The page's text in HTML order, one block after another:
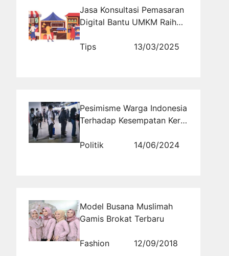
Jasa Konsultasi Pemasaran
Digital Bantu UMKM Raih
Tips
13/03/2025
Pesimisme Warga Indonesia
Terhadap Kesempatan Kerja
Politik
14/06/2024
Model Busana Muslimah
Gamis Brokat Terbaru
Fashion 12/09/2018